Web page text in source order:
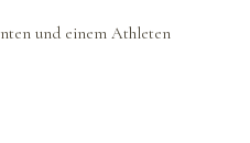
und einem Athleten